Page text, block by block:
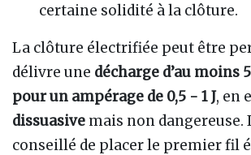
certaine solidité à la clôture.
La clôture électrifiée peut être
délivre une décharge d’au moins
pour un ampérage de 0,5 - 1 J, en
dissuasive mais non dangereuse.
conseillé de placer le premier fil